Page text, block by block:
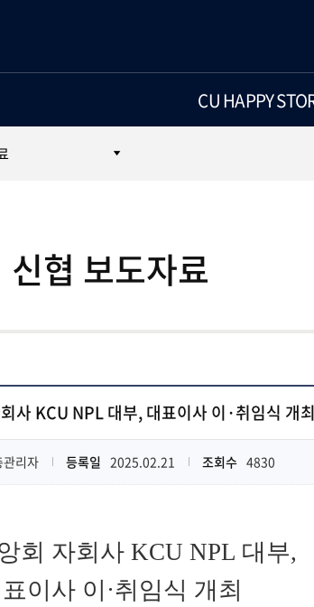
CU HAPPY
신협 보도자료
사 KCU NPL 대부, 대표이사 이·취임식 개최
관리자 등록일 2025.02.21 조회수 4830
회 자회사 KCU NPL 대부,
이사 이 ·취임식 개최